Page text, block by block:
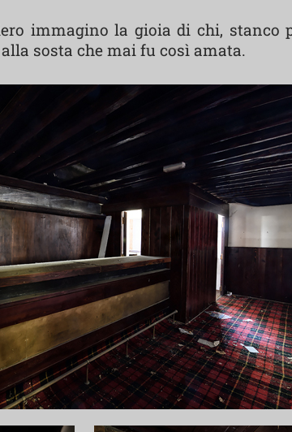
immagino la gioia di chi,
sosta che mai fu così amata.